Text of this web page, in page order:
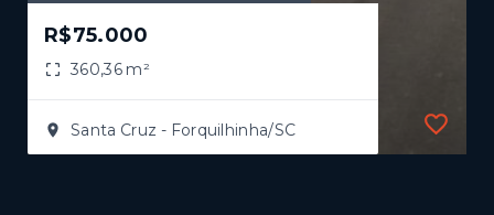
R$75.000
360,36 m²
Santa Cruz - Forquilhinha/SC